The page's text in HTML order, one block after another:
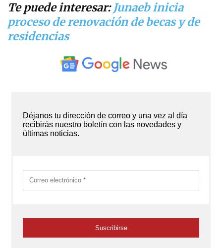
Te puede interesar:Junaeb inicia
proceso de renovación de becas y de
residencias